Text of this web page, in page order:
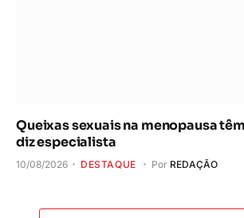
Queixas sexuais na menopausa
diz especialista
10/08/2026 DESTAQUE Por REDAÇÃO